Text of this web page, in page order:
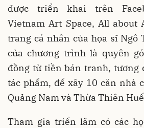
được triển khai trên
Vietnam Art Space, All about
trang cá nhân của họa sĩ Ngô
của chương trình là quyên
đồng từ tiền bán tranh, tương
tác phẩm, để xây 10 căn nhà
Quảng Nam và Thừa Thiên
Tham gia triển lãm có các